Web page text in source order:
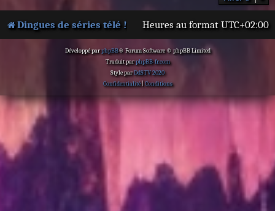
Dingues de séries télé ! Heures au format UTC+02:00
Développé parphpBB® Forum Software © phpBB Limited
Traduit parphpBB-fr.com
Style parDdSTV 2020
Confidentialité| Conditions